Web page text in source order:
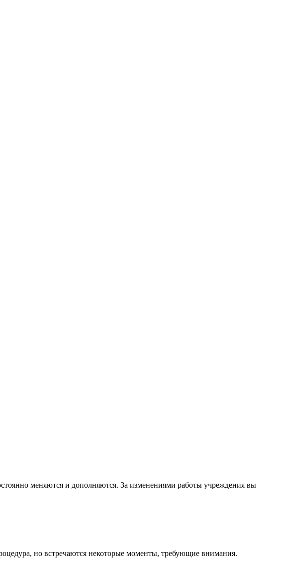
меняются и дополняются. За изменениями работы учреждения вы
но встречаются некоторые моменты, требующие внимания.